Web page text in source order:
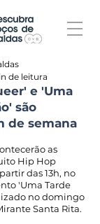
e 'Uma
são
de semana
de leitura
as
Hip Hop
das 13h, no
'Uma Tarde
no domingo
Santa Rita.